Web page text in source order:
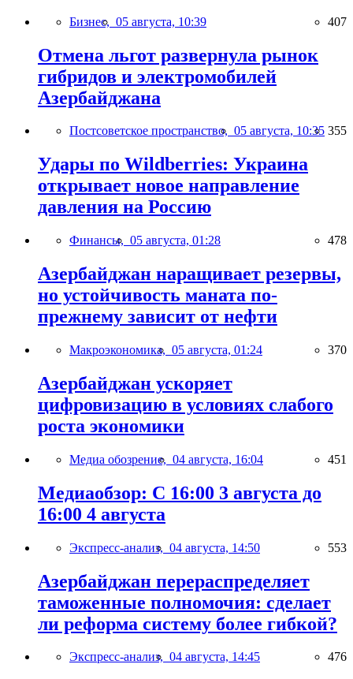
Бизнес, 05 августа, 10:39 407
Отмена льгот развернула рынок
гибридов и электромобилей
Азербайджана
Постсоветское пространство, 05 августа, 10:35 355
Удары по Wildberries: Украина
открывает новое направление
давления на Россию
Финансы, 05 августа, 01:28 478
Азербайджан наращивает резервы,
но устойчивость маната по-
прежнему зависит от нефти
Макроэкономика, 05 августа, 01:24 370
Азербайджан ускоряет
цифровизацию в условиях слабого
роста экономики
Медиа обозрение, 04 августа, 16:04 451
Медиаобзор: С 16:00 3 августа до
16:00 4 августа
Экспресс-анализ, 04 августа, 14:50 553
Азербайджан перераспределяет
таможенные полномочия: сделает
ли реформа систему более гибкой?
Экспресс-анализ, 04 августа, 14:45 476